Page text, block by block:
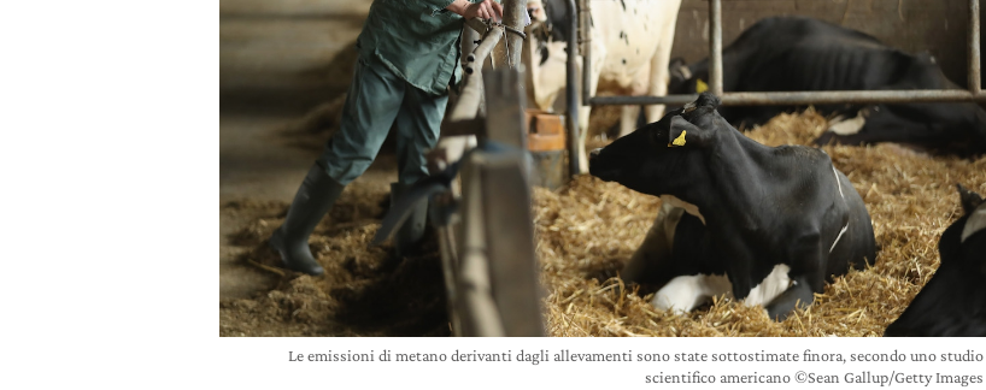
Le emissioni di metano derivanti dagli allevamenti sono state sottostimate finora, secondo uno studio
scientifico americano ©Sean Gallup/Getty Images